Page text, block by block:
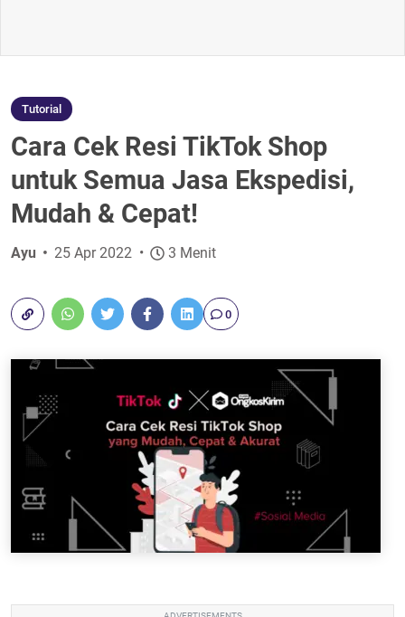
Tutorial
Cara Cek Resi TikTok Shop
untuk Semua Jasa Ekspedisi,
Mudah & Cepat!
Ayu 25 Apr 2022 3 Menit
0